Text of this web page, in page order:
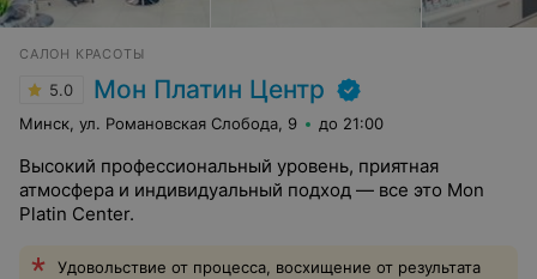
САЛОН КРАСОТЫ
5.0 Мон Платин Центр
Минск, ул. Романовская Слобода, 9 до 21:00
Высокий профессиональный уровень, приятная
атмосфера и индивидуальный подход — все это Mon
Platin Center.
Удовольствие от процесса, восхищение от результата